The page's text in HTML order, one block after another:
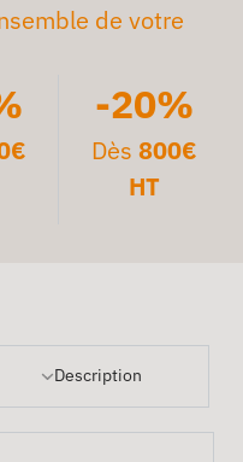
de votre
-20%
Dès 800€
HT
Description